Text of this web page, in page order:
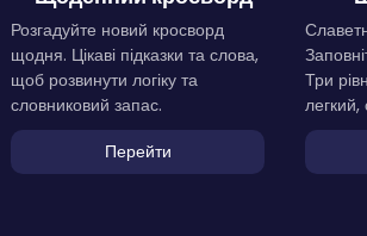
Розгадуйте новий кросворд
щодня. Цікаві підказки та слова,
щоб розвинути логіку та
словниковий запас.
Перейти
Три
легкий,